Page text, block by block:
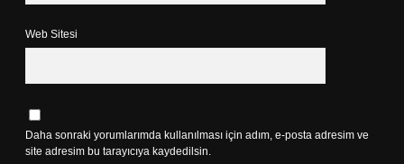
Web Sitesi
Daha sonraki yorumlarımda kullanılması için adım, e-posta adresim ve
site adresim bu tarayıcıya kaydedilsin.